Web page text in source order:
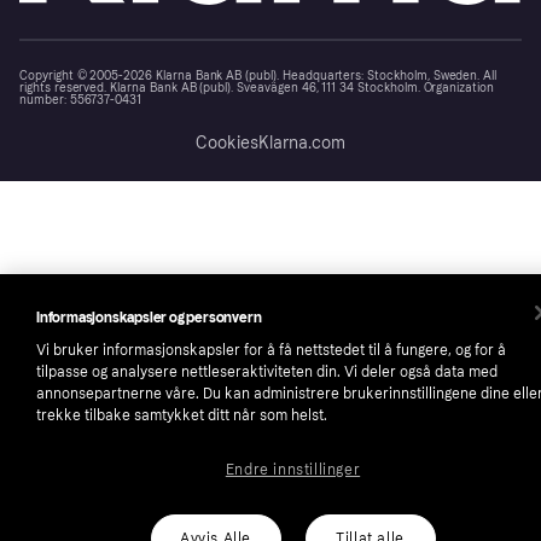
Copyright © 2005-2026 Klarna Bank AB (publ). Headquarters: Stockholm, Sweden. All
rights reserved. Klarna Bank AB (publ). Sveavägen 46, 111 34 Stockholm. Organization
number: 556737-0431
CookiesKlarna.com
Informasjonskapsler og personvern
Vi bruker informasjonskapsler for å få nettstedet til å fungere, og for å
tilpasse og analysere nettleseraktiviteten din. Vi deler også data med
annonsepartnerne våre. Du kan administrere brukerinnstillingene dine
trekke tilbake samtykket ditt når som helst.
Endre innstillinger